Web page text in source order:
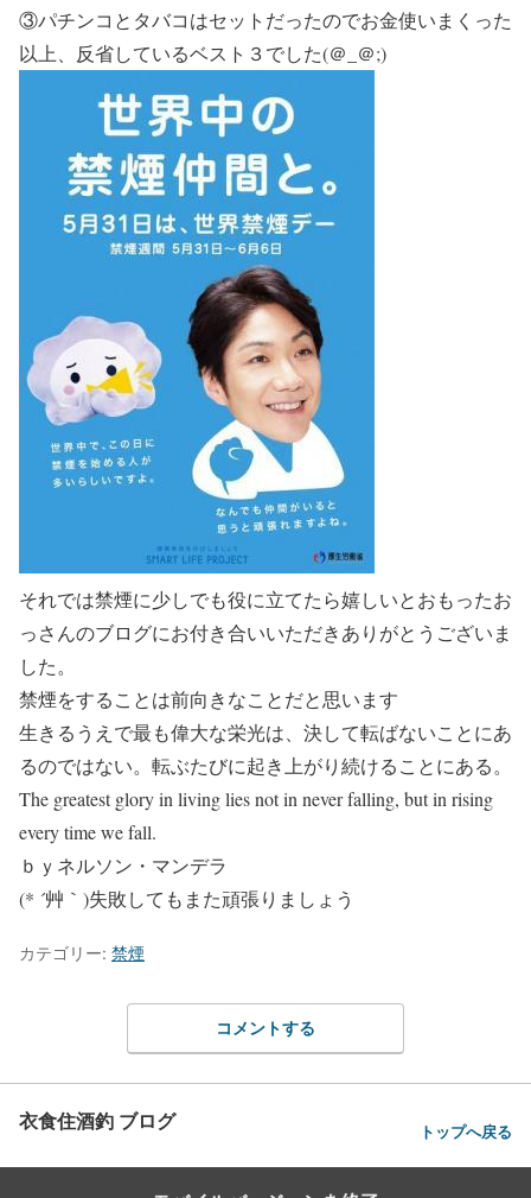
③パチンコとタバコはセットだったのでお金使いまくった
以上、反省しているベスト３でした(＠_＠;)
それでは禁煙に少しでも役に立てたら嬉しいとおもったお
っさんのブログにお付き合いいただきありがとうございま
した。
禁煙をすることは前向きなことだと思います
生きるうえで最も偉大な栄光は、決して転ばないことにあ
るのではない。転ぶたびに起き上がり続けることにある。
The greatest glory in living lies not in never falling, but in rising
every time we fall.
ｂｙネルソン・マンデラ
(* ´艸｀)失敗してもまた頑張りましょう
カテゴリー: 禁煙
コメントする
衣食住酒釣 ブログ トップへ戻る